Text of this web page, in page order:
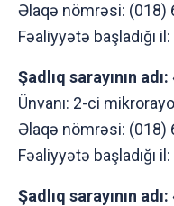
Əlaqə nömrəsi: (018)
Fəaliyyətə başladığı
Şadlıq sarayının
Ünvanı: 2-ci
Əlaqə nömrəsi: (018)
Fəaliyyətə başladığı
Şadlıq sarayının